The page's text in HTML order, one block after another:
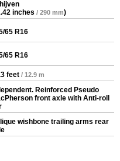
inches / 290 mm)
65 R16
65 R16
feet / 12.9 m
Reinforced Pseudo
front axle with Anti-roll
wishbone trailing arms rear